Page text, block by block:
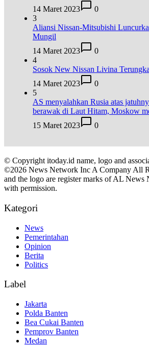
14 Maret 2023
0
3
Aliansi Nissan-Mitsubishi
Mungil
14 Maret 2023
0
4
Sosok New Nissan Livina
14 Maret 2023
0
5
AS menyalahkan Rusia atas
berawak di Laut Hitam, Moskow
15 Maret 2023
0
© Copyright itoday.id name, logo and
©2026 News Network Inc A Company All
and the logo are register marks of AL News
with permission.
Kategori
News
Pemerintahan
Opinion
Berita
Politics
Label
Jakarta
Polda Banten
Bea Cukai Banten
Pemprov Banten
Medan